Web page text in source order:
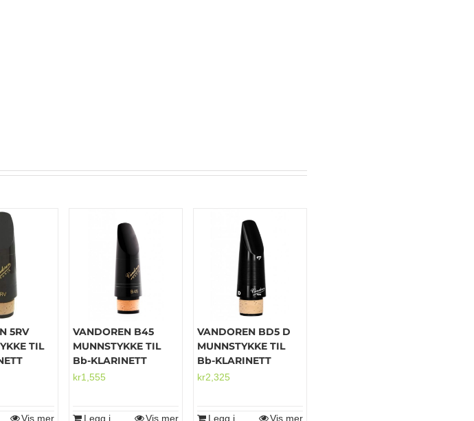
5RV
TIL
Vis mer
VANDOREN B45
MUNNSTYKKE TIL
Bb-KLARINETT
kr1,555
Legg i Vis mer
VANDOREN BD5 D
MUNNSTYKKE TIL
Bb-KLARINETT
kr2,325
Legg i Vis mer